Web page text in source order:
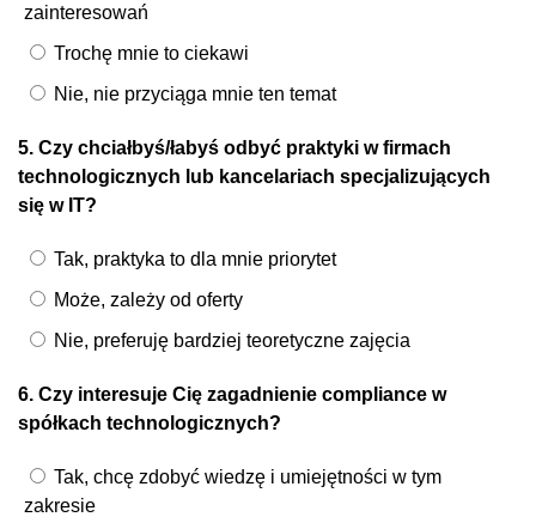
zainteresowań
Trochę mnie to ciekawi
Nie, nie przyciąga mnie ten temat
5. Czy chciałbyś/łabyś odbyć praktyki w firmach
technologicznych lub kancelariach specjalizujących
się w IT?
Tak, praktyka to dla mnie priorytet
Może, zależy od oferty
Nie, preferuję bardziej teoretyczne zajęcia
6. Czy interesuje Cię zagadnienie compliance w
spółkach technologicznych?
Tak, chcę zdobyć wiedzę i umiejętności w tym
zakresie